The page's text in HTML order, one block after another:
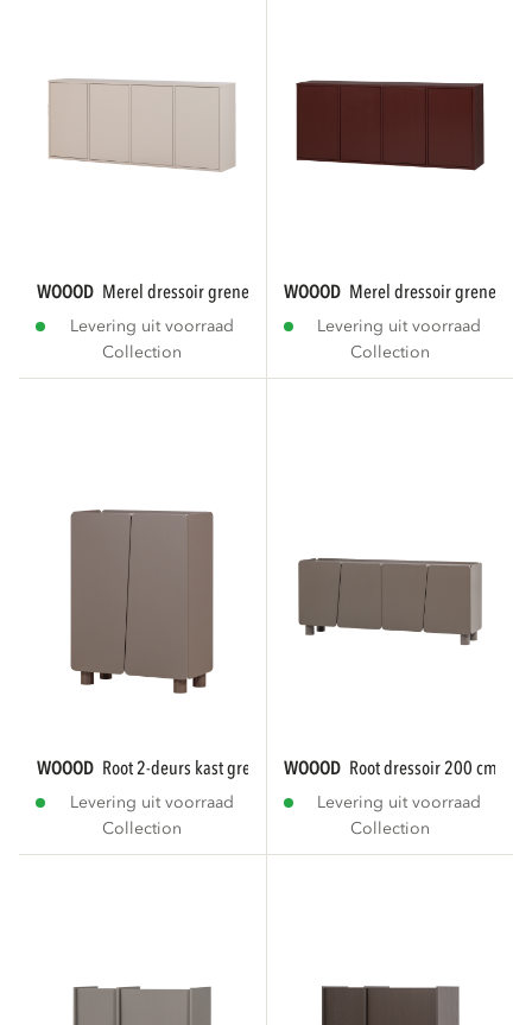
WOOOD merel dressoir grenen dust [fsc]
Levering uit voorraad
Collection
WOOOD merel dressoir grenen
Levering uit voorraad
Collection
WOOOD root 2-deurs kast grenen truffel...
Levering uit voorraad
Collection
WOOOD root dressoir 200 cm
Levering uit voorraad
Collection